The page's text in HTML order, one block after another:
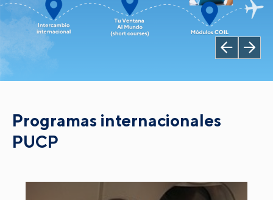
Programas internacionales
PUCP